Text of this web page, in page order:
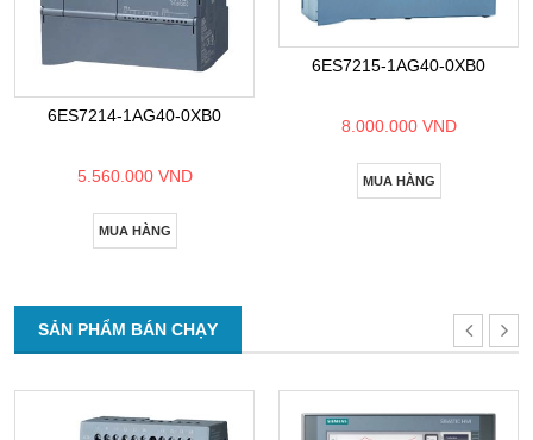
6ES7214-1AG40-0XB0
5.560.000 VND
MUA HÀNG
6ES7215-1AG40-0XB0
8.000.000 VND
MUA HÀNG
SẢN PHẨM BÁN CHẠY